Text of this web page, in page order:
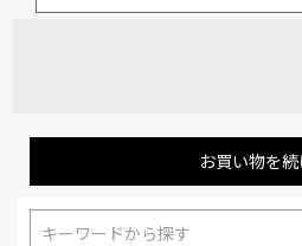
お買い物を続
キーワードから探す